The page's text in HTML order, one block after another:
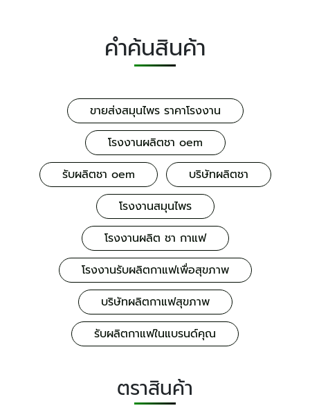
คำค้นสินค้า
ขายส่งสมุนไพร ราคาโรงงาน
โรงงานผลิตชา oem
รับผลิตชา oem
บริษัทผลิตชา
โรงงานสมุนไพร
โรงงานผลิต ชา กาแฟ
โรงงานรับผลิตกาแฟเพื่อสุขภาพ
บริษัทผลิตกาแฟสุขภาพ
รับผลิตกาแฟในแบรนด์คุณ
ตราสินค้า